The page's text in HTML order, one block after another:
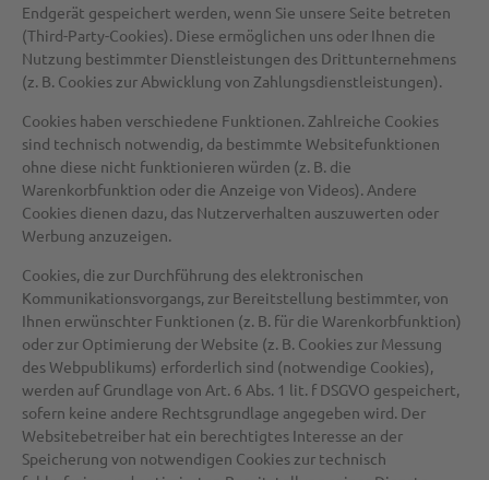
Endgerät gespeichert werden, wenn Sie unsere Seite betreten
(Third-Party-Cookies). Diese ermöglichen uns oder Ihnen die
Nutzung bestimmter Dienstleistungen des Drittunternehmens
(z. B. Cookies zur Abwicklung von Zahlungsdienstleistungen).
Cookies haben verschiedene Funktionen. Zahlreiche Cookies
sind technisch notwendig, da bestimmte Websitefunktionen
ohne diese nicht funktionieren würden (z. B. die
Warenkorbfunktion oder die Anzeige von Videos). Andere
Cookies dienen dazu, das Nutzerverhalten auszuwerten oder
Werbung anzuzeigen.
Cookies, die zur Durchführung des elektronischen
Kommunikationsvorgangs, zur Bereitstellung bestimmter, von
Ihnen erwünschter Funktionen (z. B. für die Warenkorbfunktion)
oder zur Optimierung der Website (z. B. Cookies zur Messung
des Webpublikums) erforderlich sind (notwendige Cookies),
werden auf Grundlage von Art. 6 Abs. 1 lit. f DSGVO gespeichert,
sofern keine andere Rechtsgrundlage angegeben wird. Der
Websitebetreiber hat ein berechtigtes Interesse an der
Speicherung von notwendigen Cookies zur technisch